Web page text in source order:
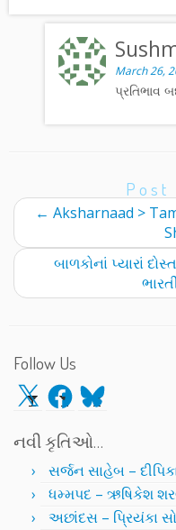
March 26,
પ્રતિભાવ
Post
← Aksharnaad >
બાળકોનાં પ્યારાં
Follow Us
X Facebook
Bluesky
નવી કૃતિઓ…
સર્જન સાહેબ –
ધમ્મપદ – ઋષિકેશ
અછાંદસ – પ્રિયંકા